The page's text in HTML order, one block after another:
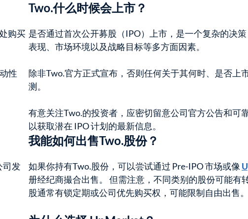
购买
性
Two.什么时候会上市？
是否通过首次公开募股（IPO）上市，是一个复杂的决
表现、市场环境以及战略目标等多方面因素。
除非Two.官方正式宣布，否则任何关于其何时、是否上
测。
有意关注Two.的投资者，应密切留意公司官方公告和可
以获取潜在 IPO 计划的最新信息。
司发
我能如何出售Two.股份？
如果你持有Two.股份，可以尝试通过 Pre-IPO 市场或像
册经纪商撮合出售。 但需注意，不同类别的股份可能有
股通常有锁定期或公司优先购买权，可能限制自由出售。